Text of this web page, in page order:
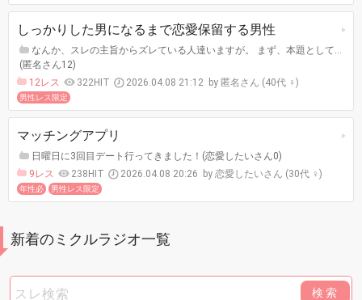
しっかりした男になるまで恋愛保留する男性
なんか、スレの主旨からズレている人達いますが。 まず、本題として…
(匿名さん12)
12レス
322HIT 2026.04.08 21:12 匿名さん (40代 ♀)
男性レス限定
マッチングアプリ
日曜日に3回目デート行ってきました！(恋愛したいさん0)
9レス
238HIT 2026.04.08 20:26 恋愛したいさん (30代 ♀)
年性必 男性レス限定
新着のミクルラジオ一覧
検索